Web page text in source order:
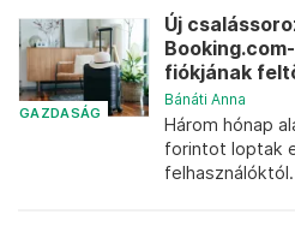
GAZDASÁG
Új
fiókjának
Bánáti Anna
Három hónap
forintot loptak
felhasználóktól.